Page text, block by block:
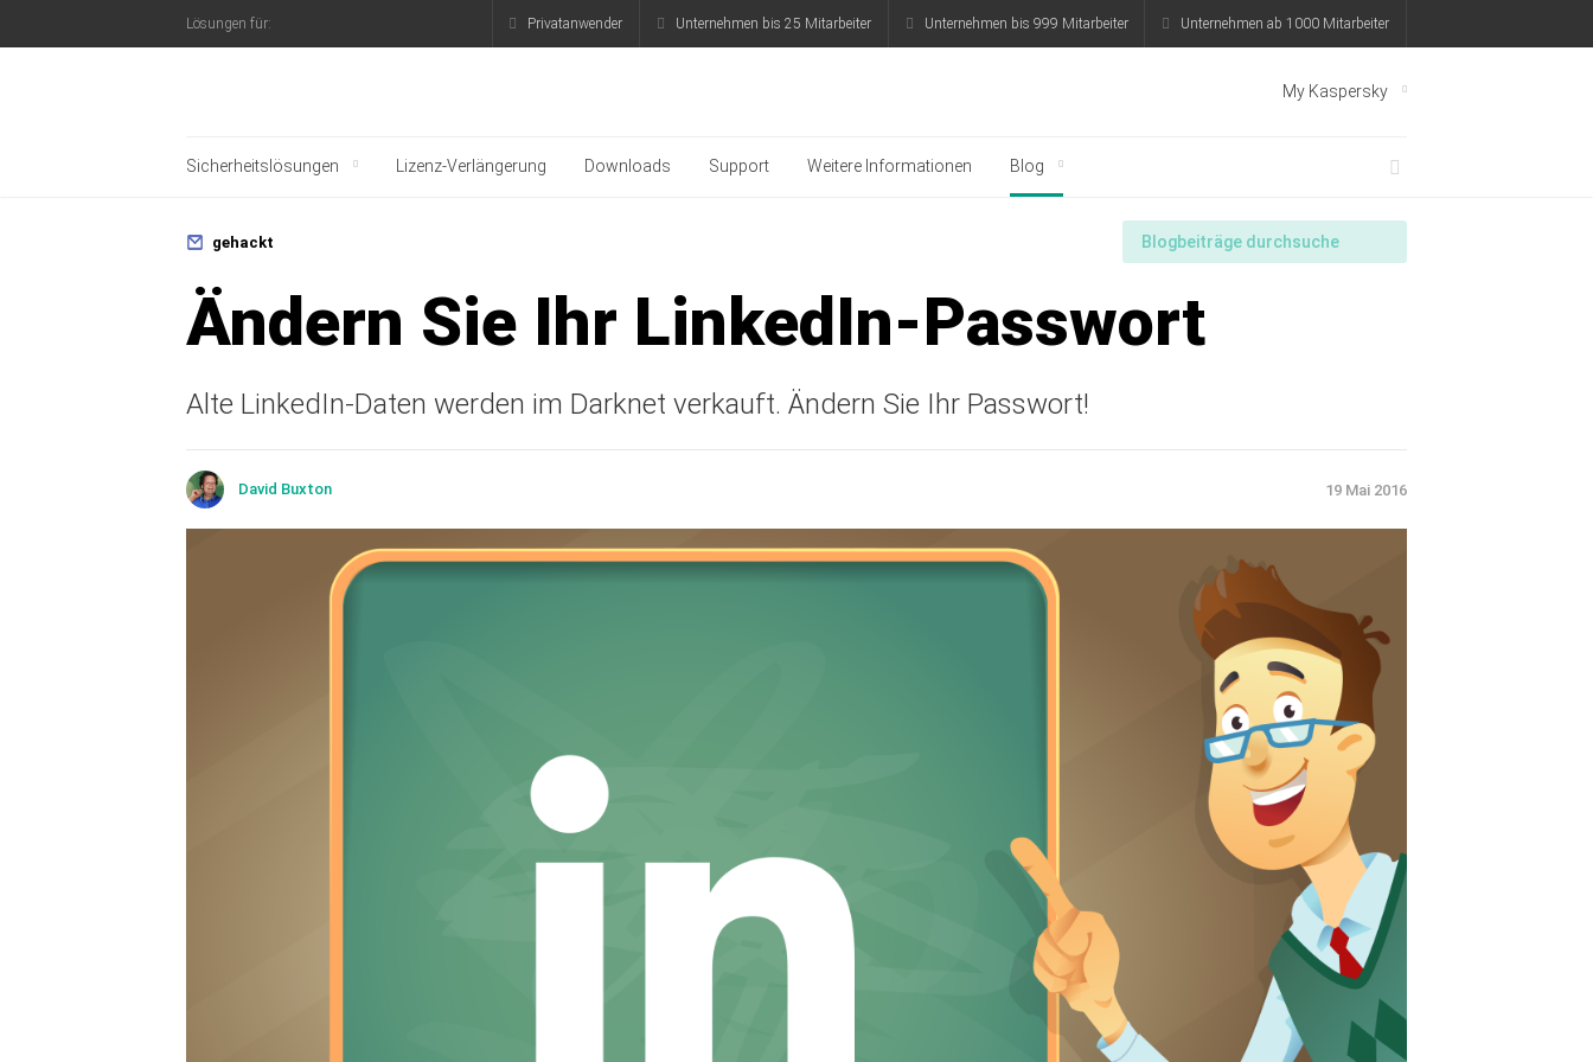
Lösungen für: Privatanwender Unternehmen bis 25 Mitarbeiter Unternehmen bis 999 Mitarbeiter Unternehmen ab 1000 Mitarbeiter
My Kaspersky
Sicherheitslösungen Lizenz-Verlängerung Downloads Support Weitere Informationen Blog
Rundumschutz für ihr Smartphone, Online-Zahlungen und persönliche Daten mit Kaspersky Jetzt kostenlos testen
gehackt
Ändern Sie Ihr LinkedIn-Passwort
Alte LinkedIn-Daten werden im Darknet verkauft. Ändern Sie Ihr Passwort!